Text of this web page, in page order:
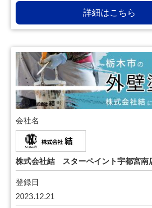
詳細はこちら
会社名
株式会社結 スターペイント宇都宮南
登録日
2023.12.21